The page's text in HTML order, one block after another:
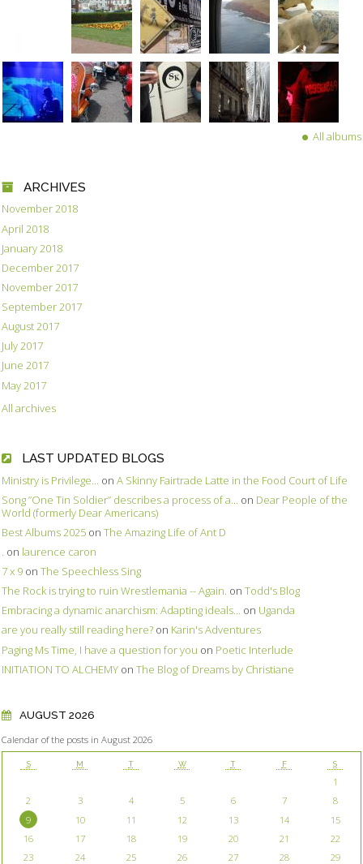
All albums
ARCHIVES
November 2018
April 2018
January 2018
December 2017
November 2017
September 2017
August 2017
July 2017
June 2017
May 2017
All archives
LAST UPDATED BLOGS
Ministry is Privilege... on A Skinny Fairtrade Latte in the Food Court of Life
Song ”One Tin Soldier” describes a process of a... on Dear People of the
World (formerly Dear Americans)
Best Albums 2025 on The Amazing Life of Ant D
. on laurence caron
7 x 9 on The Speechless Sing
The Rock is trying to ruin Wrestlemania -- Again. on Todd's Blog
Embracing a dynamic anarchism: Adapting ideals... on Uganda
are you really still reading here? on Karin's Adventures
Paging Ms Time, I have a question for you on Poetic Interlude
INITIATION TO ALCHEMY on The Blog of Dreams by Christiane
AUGUST 2026
Calendar of the posts in August 2026
S M T W T F S
1
2
3 4 5 6 7
8
9
10 11 12 13 14
15
16
17 18 19 20 21
22
23
24 25 26 27 28 29